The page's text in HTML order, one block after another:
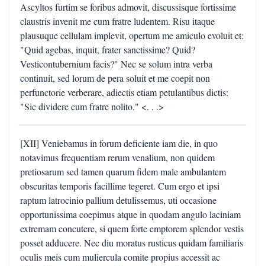
Ascyltos furtim se foribus admovit, discussisque fortissime
claustris invenit me cum fratre ludentem. Risu itaque
plausuque cellulam implevit, opertum me amiculo evoluit et:
"Quid agebas, inquit, frater sanctissime? Quid?
Vesticontubernium facis?" Nec se solum intra verba
continuit, sed lorum de pera soluit et me coepit non
perfunctorie verberare, adiectis etiam petulantibus dictis:
"Sic dividere cum fratre nolito." <. . .>
[XII] Veniebamus in forum deficiente iam die, in quo
notavimus frequentiam rerum venalium, non quidem
pretiosarum sed tamen quarum fidem male ambulantem
obscuritas temporis facillime tegeret. Cum ergo et ipsi
raptum latrocinio pallium detulissemus, uti occasione
opportunissima coepimus atque in quodam angulo laciniam
extremam concutere, si quem forte emptorem splendor vestis
posset adducere. Nec diu moratus rusticus quidam familiaris
oculis meis cum muliercula comite propius accessit ac